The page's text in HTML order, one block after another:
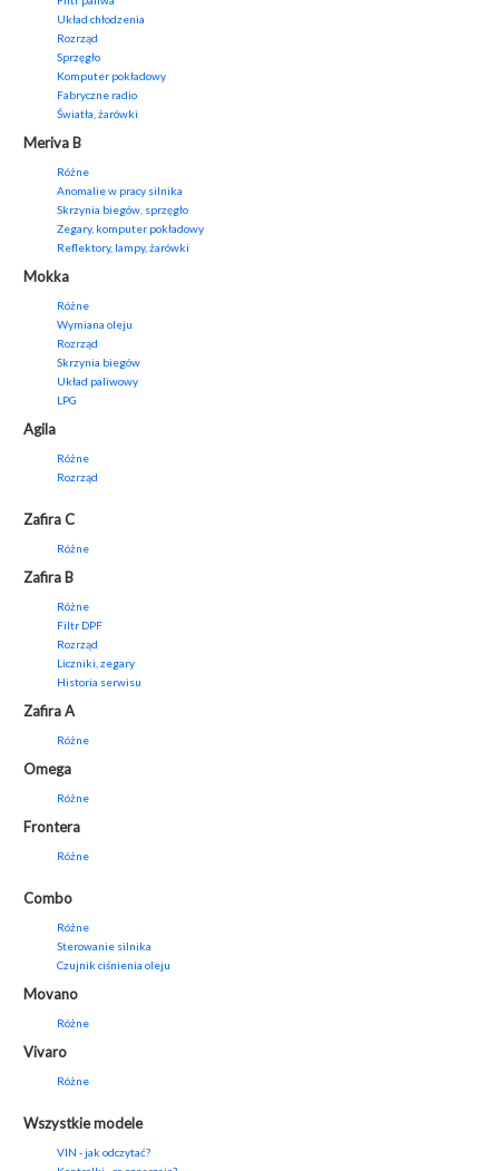
Układ chłodzenia
Rozrząd
Sprzęgło
Komputer pokładowy
Fabryczne radio
Światła, żarówki
Meriva B
Różne
Anomalie w pracy silnika
Skrzynia biegów, sprzęgło
Zegary, komputer pokładowy
Reflektory, lampy, żarówki
Mokka
Różne
Wymiana oleju
Rozrząd
Skrzynia biegów
Układ paliwowy
LPG
Agila
Różne
Rozrząd
Zafira C
Różne
Zafira B
Różne
Filtr DPF
Rozrząd
Liczniki, zegary
Historia serwisu
Zafira A
Różne
Omega
Różne
Frontera
Różne
Combo
Różne
Sterowanie silnika
Czujnik ciśnienia oleju
Movano
Różne
Vivaro
Różne
Wszystkie modele
VIN - jak odczytać?